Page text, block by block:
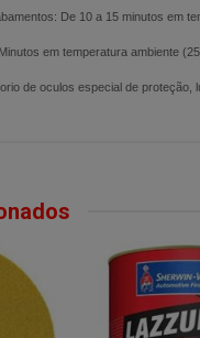
De 10 a 15 minutos em
em temperatura ambiente
de oculos especial de proteção,